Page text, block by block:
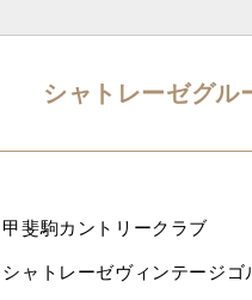
シャトレーゼグル
甲斐駒カントリークラブ
シャトレーゼヴィンテージゴ